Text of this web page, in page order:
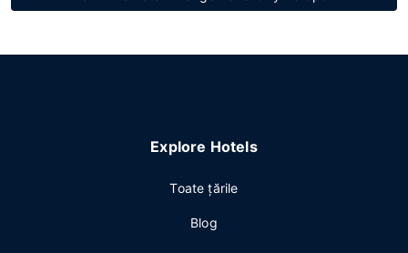
Explore Hotels
Toate ţările
Blog